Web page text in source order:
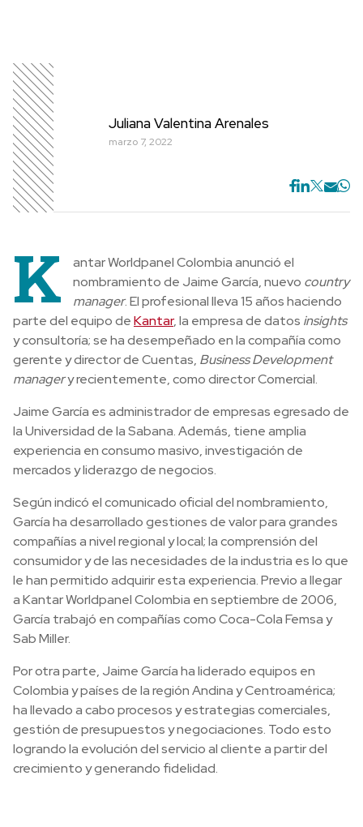
Juliana Valentina Arenales
marzo 7, 2022
K
antar Worldpanel Colombia anunció el
nombramiento de Jaime García, nuevo country
manager. El profesional lleva 15 años haciendo
parte del equipo deKantar, la empresa de datos insights
y consultoría; se ha desempeñado en la compañía como
gerente y director de Cuentas, Business Development
managery recientemente, como director Comercial.
Jaime García es administrador de empresas egresado de
la Universidad de la Sabana. Además, tiene amplia
experiencia en consumo masivo, investigación de
mercados y liderazgo de negocios.
Según indicó el comunicado oficial del nombramiento,
García ha desarrollado gestiones de valor para grandes
compañías a nivel regional y local; la comprensión del
consumidor y de las necesidades de la industria es lo que
le han permitido adquirir esta experiencia. Previo a llegar
a Kantar Worldpanel Colombia en septiembre de 2006,
García trabajó en compañías como Coca-Cola Femsa y
Sab Miller.
Por otra parte, Jaime García ha liderado equipos en
Colombia y países de la región Andina y Centroamérica;
ha llevado a cabo procesos y estrategias comerciales,
gestión de presupuestos y negociaciones. Todo esto
logrando la evolución del servicio al cliente a partir del
crecimiento y generando fidelidad.